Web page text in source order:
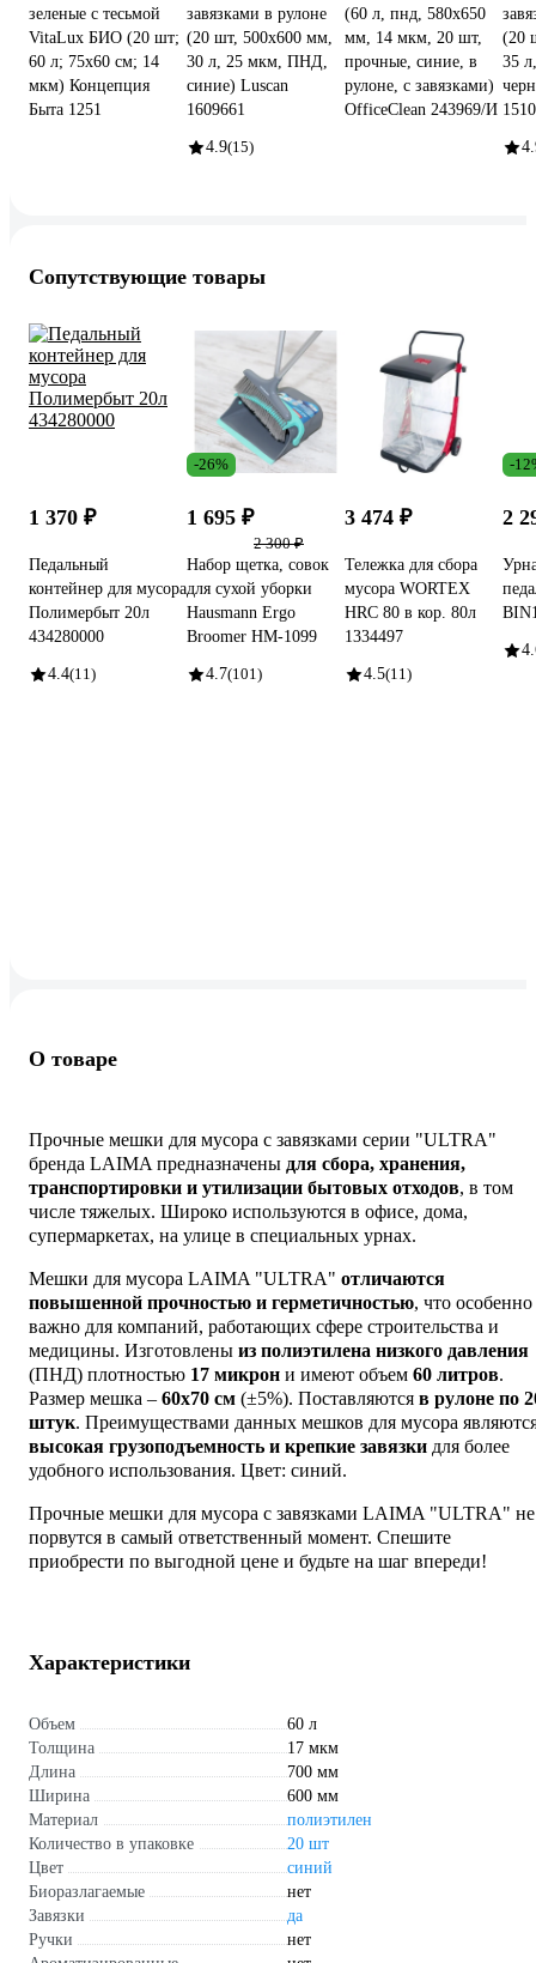
зеленые с тесьмой
VitaLux БИО (20 шт;
60 л; 75х60 см; 14
мкм) Концепция
Быта 1251
завязками в рулоне
(20 шт, 500х600 мм,
30 л, 25 мкм, ПНД,
синие) Luscan
1609661
4.9(15)
(60 л, пнд, 580х650
мм, 14 мкм, 20 шт,
прочные, синие, в
рулоне, с завязками)
OfficeClean 243969/И
(20
35
Сопутствующие товары
1 370 ₽
Педальный
контейнер для мусора
Полимербыт 20л
434280000
4.4(11)
-26%
1 695 ₽
2 300 ₽
Набор щетка, совок
для сухой уборки
Hausmann Ergo
Broomer HM-1099
4.7(101)
3 474 ₽
Тележка для сбора
мусора WORTEX
HRC 80 в кор. 80л
1334497
4.5(11)
-
2
О товаре
Прочные мешки для мусора с завязками серии "ULTRA"
бренда LAIMA предназначены для сбора, хранения,
транспортировки и утилизации бытовых отходов, в том
числе тяжелых. Широко используются в офисе, дома,
супермаркетах, на улице в специальных урнах.
Мешки для мусора LAIMA "ULTRA" отличаются
повышенной прочностью и герметичностью, что особенно
важно для компаний, работающих сфере строительства и
медицины. Изготовлены из полиэтилена низкого давления
(ПНД) плотностью 17 микрон и имеют объем 60 литров.
Размер мешка – 60х70 см (±5%). Поставляются в рулоне по
штук. Преимуществами данных мешков для мусора
высокая грузоподъемность и крепкие завязки для более
удобного использования. Цвет: синий.
Прочные мешки для мусора с завязками LAIMA "ULTRA" не
порвутся в самый ответственный момент. Спешите
приобрести по выгодной цене и будьте на шаг впереди!
Характеристики
Объем
60 л
Толщина
17 мкм
Длина
700 мм
Ширина
600 мм
Материал
полиэтилен
Количество в упаковке
20 шт
Цвет
синий
Биоразлагаемые
нет
Завязки
да
Ручки
нет